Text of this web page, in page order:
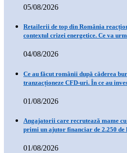
05/08/2026
Retailerii de top din România
contextul crizei energetice. Ce va
04/08/2026
Ce au făcut românii după căderea
tranzacționeze CFD-uri. În ce au
01/08/2026
Angajatorii care recrutează mame
primi un ajutor financiar de 2.250 de
01/08/2026